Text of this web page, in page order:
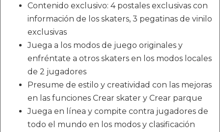
Contenido exclusivo: 4 postales exclusivas con
información de los skaters, 3 pegatinas de vinilo
exclusivas
Juega a los modos de juego originales y
enfréntate a otros skaters en los modos locales
de 2 jugadores
Presume de estilo y creatividad con las mejoras
en las funciones Crear skater y Crear parque
Juega en línea y compite contra jugadores de
todo el mundo en los modos y clasificación